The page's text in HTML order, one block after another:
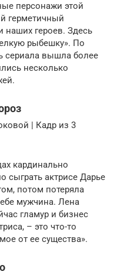
персонажи этой
герметичный
наших героев. Здесь
рыбешку». По
сериала вышла более
несколько
| Кадр из 3
кардинально
сыграть актрисе Дарье
потом потеряла
мужчина. Лена
гламур и бизнес
– это что-то
от ее существа».